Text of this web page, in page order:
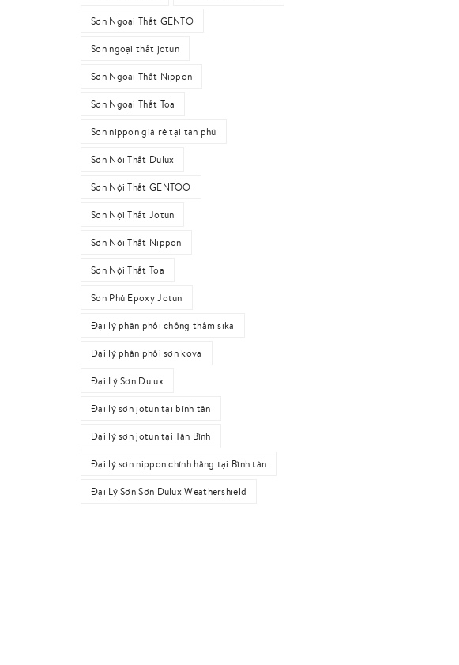
Sơn Ngoại Thất GENTO
Sơn ngoại thất jotun
Sơn Ngoại Thất Nippon
Sơn Ngoại Thất Toa
Sơn nippon giá rẻ tại tân phú
Sơn Nội Thất Dulux
Sơn Nội Thất GENTOO
Sơn Nội Thất Jotun
Sơn Nội Thất Nippon
Sơn Nội Thất Toa
Sơn Phủ Epoxy Jotun
Đại lý phân phối chống thấm sika
Đại lý phân phối sơn kova
Đại Lý Sơn Dulux
Đại lý sơn jotun tại bình tân
Đại lý sơn jotun tại Tân Bình
Đại lý sơn nippon chính hãng tại Bình tân
Đại Lý Sơn Sơn Dulux Weathershield